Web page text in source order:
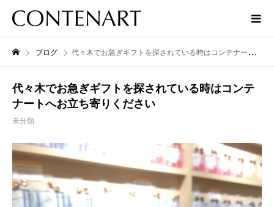
ブログ 代々木でお急ぎギフトを探されている時はコンテナートへお立ち寄りください
代々木でお急ぎギフトを探されている時はコンテ
ナートへお立ち寄りください
未分類